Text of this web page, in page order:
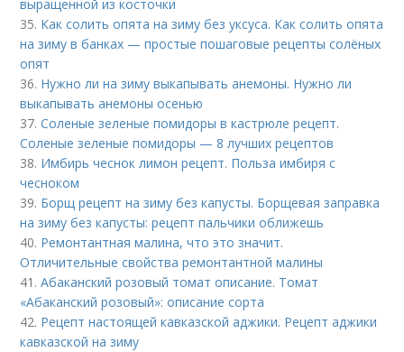
выращенной из косточки
35. Как солить опята на зиму без уксуса. Как солить опята
на зиму в банках — простые пошаговые рецепты солёных
опят
36. Нужно ли на зиму выкапывать анемоны. Нужно ли
выкапывать анемоны осенью
37.Соленые зеленые помидоры в кастрюле рецепт.
Соленые зеленые помидоры — 8 лучших рецептов
38. Имбирь чеснок лимон рецепт. Польза имбиря с
чесноком
39. Борщ рецепт на зиму без капусты. Борщевая заправка
на зиму без капусты: рецепт пальчики оближешь
40. Ремонтантная малина, что это значит.
Отличительные свойства ремонтантной малины
41.Абаканский розовый томат описание. Томат
«Абаканский розовый»: описание сорта
42. Рецепт настоящей кавказской аджики. Рецепт аджики
кавказской на зиму